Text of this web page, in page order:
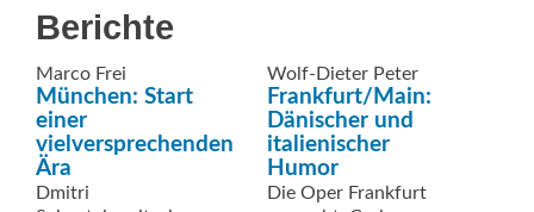
Berichte
Marco Frei
München: Start
einer
vielversprechenden
Ära
Dmitri
Wolf-Dieter Peter
Frankfurt/Main:
Dänischer und
italienischer
Humor
Die Oper Frankfurt